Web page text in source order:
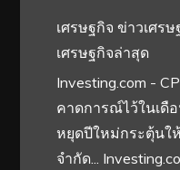
เศรษฐกิจ ข่าวเศร
เศรษฐกิจล่าสุด
Investing.com -
คาดการณ์ไว้ในเดื
หยุดปีใหม่กระตุ้นใ
จำกัด...